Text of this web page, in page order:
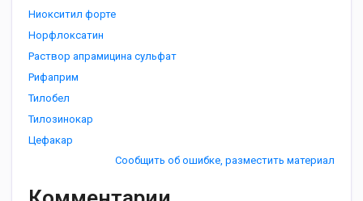
Ниокситил форте
Норфлоксатин
Раствор апрамицина сульфат
Рифаприм
Тилобел
Тилозинокар
Цефакар
Сообщить об ошибке, разместить материал